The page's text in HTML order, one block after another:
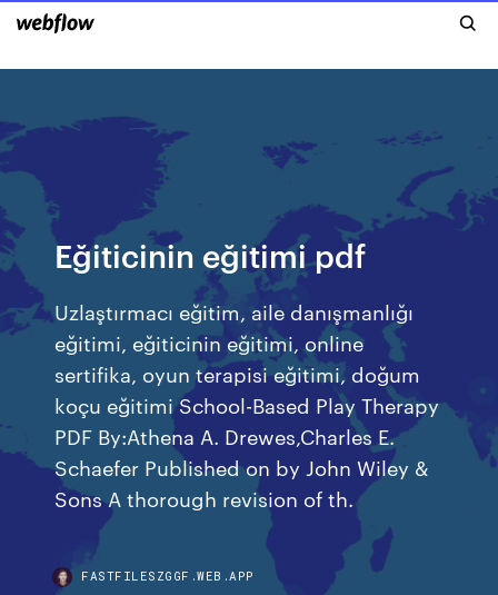
Eğiticinin eğitimi pdf
Uzlaştırmacı eğitim, aile danışmanlığı
eğitimi, eğiticinin eğitimi, online
sertifika, oyun terapisi eğitimi, doğum
koçu eğitimi School-Based Play Therapy
PDF By:Athena A. Drewes,Charles E.
Schaefer Published on by John Wiley &
Sons A thorough revision of th.
FASTFILESZGGF.WEB.APP